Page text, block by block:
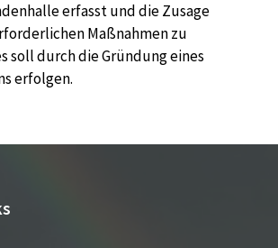
erfasst und die Zusage
Maßnahmen zu
soll durch die Gründung eines
erfolgen.